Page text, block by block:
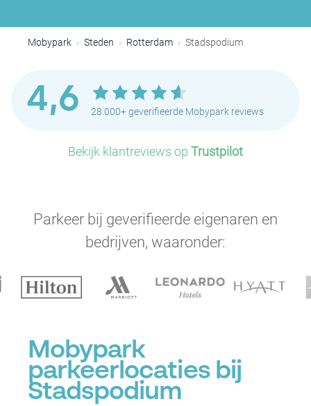
Mobypark Steden Rotterdam Stadspodium
4,6 28.000+ geverifieerde Mobypark reviews
Bekijk klantreviews op Trustpilot
Parkeer bij geverifieerde eigenaren en
bedrijven, waaronder:
Mobypark
parkeerlocaties bij
Stadspodium
P
P